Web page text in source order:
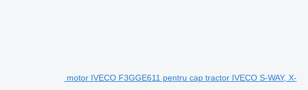
motor IVECO F3GGE611 pentru cap tractor IVECO S-WAY, X-